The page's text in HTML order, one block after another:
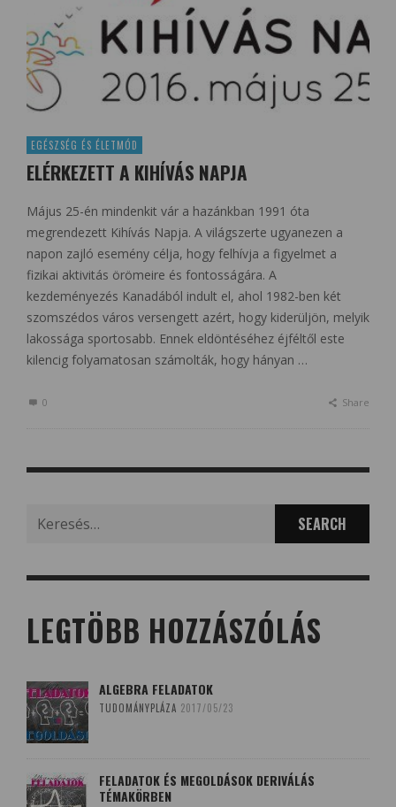
EGÉSZSÉG ÉS ÉLETMÓD
ELÉRKEZETT A KIHÍVÁS NAPJA
Május 25-én mindenkit vár a hazánkban 1991 óta
megrendezett Kihívás Napja. A világszerte ugyanezen a
napon zajló esemény célja, hogy felhívja a figyelmet a
fizikai aktivitás örömeire és fontosságára. A
kezdeményezés Kanadából indult el, ahol 1982-ben két
szomszédos város versengett azért, hogy kiderüljön, melyik
lakossága sportosabb. Ennek eldöntéséhez éjféltől este
kilencig folyamatosan számolták, hogy hányan …
0 Share
LEGTÖBB HOZZÁSZÓLÁS
ALGEBRA FELADATOK
TUDOMÁNYPLÁZA 2017/05/23
FELADATOK ÉS MEGOLDÁSOK DERIVÁLÁS
TÉMAKÖRBEN